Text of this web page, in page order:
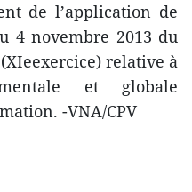
de l’application de
4 novembre 2013 du
relative à
et globale
-VNA/CPV